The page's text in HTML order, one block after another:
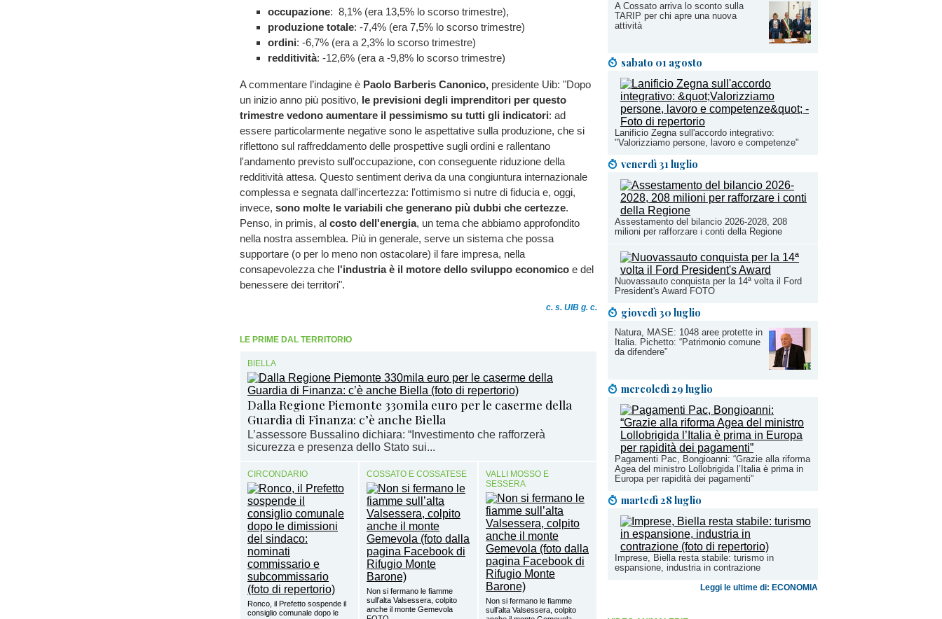
A Cossato arriva lo sconto sulla
TARIP per chi apre una nuova
attività
sabato 01 agosto
Lanificio Zegna sull'accordo integrativo:
"Valorizziamo persone, lavoro e competenze"
venerdì 31 luglio
Assestamento del bilancio 2026-2028, 208
milioni per rafforzare i conti della Regione
Nuovassauto conquista per la 14ª volta il Ford
President's Award FOTO
giovedì 30 luglio
Natura, MASE: 1048 aree protette in
Italia. Pichetto: “Patrimonio comune
da difendere”
mercoledì 29 luglio
Pagamenti Pac, Bongioanni: “Grazie alla riforma
Agea del ministro Lollobrigida l’Italia è prima in
Europa per rapidità dei pagamenti”
martedì 28 luglio
Imprese, Biella resta stabile: turismo in
espansione, industria in contrazione
Leggi le ultime di: ECONOMIA
occupazione: 8,1% (era 13,5% lo scorso trimestre),
produzione totale: -7,4% (era 7,5% lo scorso trimestre)
ordini: -6,7% (era a 2,3% lo scorso trimestre)
redditività: -12,6% (era a -9,8% lo scorso trimestre)
A commentare l’indagine è Paolo Barberis Canonico, presidente Uib: "Dopo
un inizio anno più positivo, le previsioni degli imprenditori per questo
trimestre vedono aumentare il pessimismo su tutti gli indicatori: ad
essere particolarmente negative sono le aspettative sulla produzione, che si
riflettono sul raffreddamento delle prospettive sugli ordini e rallentano
l'andamento previsto sull'occupazione, con conseguente riduzione della
redditività attesa. Questo sentiment deriva da una congiuntura internazionale
complessa e segnata dall'incertezza: l'ottimismo si nutre di fiducia e, oggi,
invece, sono molte le variabili che generano più dubbi che certezze.
Penso, in primis, al costo dell'energia, un tema che abbiamo approfondito
nella nostra assemblea. Più in generale, serve un sistema che possa
supportare (o per lo meno non ostacolare) il fare impresa, nella
consapevolezza che l'industria è il motore dello sviluppo economico e del
benessere dei territori".
c. s. UIB g. c.
LE PRIME DAL TERRITORIO
BIELLA
Dalla Regione Piemonte 330mila euro per le caserme della
Guardia di Finanza: c’è anche Biella
L’assessore Bussalino dichiara: “Investimento che rafforzerà
sicurezza e presenza dello Stato sui...
CIRCONDARIO
Ronco, il Prefetto sospende il
consiglio comunale dopo le
COSSATO E COSSATESE
Non si fermano le fiamme
sull’alta Valsessera, colpito
anche il monte Gemevola
VALLI MOSSO E
SESSERA
Non si fermano le fiamme
sull’alta Valsessera, colpito